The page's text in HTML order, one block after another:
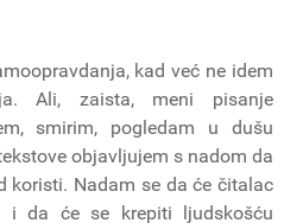
kad već ne idem
Ali, zaista, meni pisanje
smirim, pogledam u dušu
objavljujem s nadom da
koristi. Nadam se da će čitalac
i da će se krepiti ljudskošću